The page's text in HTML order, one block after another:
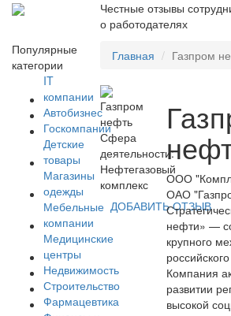
Честные отзывы
о работодателях
Популярные
категории
IT
компании
Автобизнес
Госкомпании
Детские
товары
Магазины
одежды
Мебельные
компании
Медицинские
центры
Недвижимость
Строительство
Фармацевтика
Главная Газпром
Сфера
деятельности:
Нефтегазовый
комплекс
ДОБАВИТЬ ОТЗЫВ
ООО
ОАО
нефти» —
крупного
Компания
развитии
высокой